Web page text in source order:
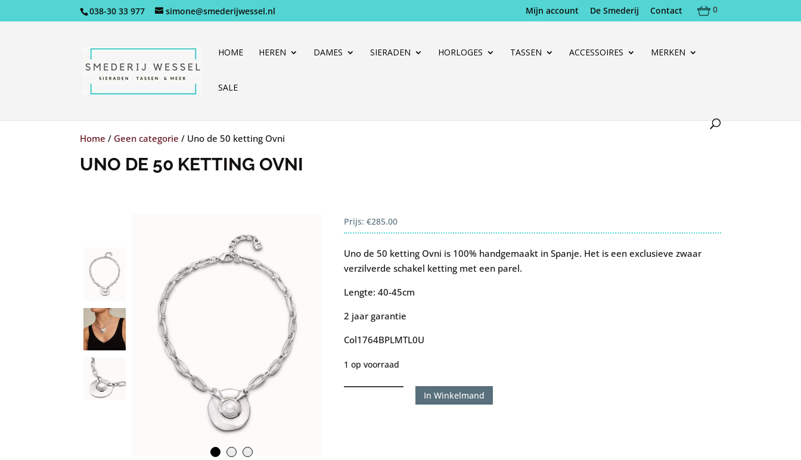
038-30 33 977 simone@smederijwessel.nl Mijn account De Smederij Contact 0
HOME HEREN DAMES SIERADEN HORLOGES TASSEN ACCESSOIRES MERKEN
SALE
Producten
Home / Geen categorie / Uno de 50 ketting Ovni
UNO DE 50 KETTING OVNI
Prijs:€285.00
Uno de 50 ketting Ovni is 100% handgemaakt in Spanje. Het is een exclusieve zwaar
verzilverde schakel ketting met een parel.
Lengte: 40-45cm
2 jaar garantie
Col1764BPLMTL0U
1 op voorraad
In Winkelmand